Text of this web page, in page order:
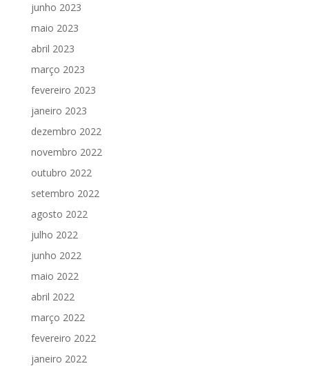
junho 2023
maio 2023
abril 2023
março 2023
fevereiro 2023
janeiro 2023
dezembro 2022
novembro 2022
outubro 2022
setembro 2022
agosto 2022
julho 2022
junho 2022
maio 2022
abril 2022
março 2022
fevereiro 2022
janeiro 2022